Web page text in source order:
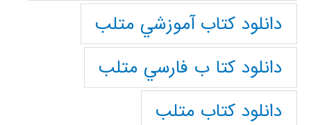
دانلود كتاب آموزشي متلب
دانلود كتا ب فارسي متلب
دانلود كتاب متلب